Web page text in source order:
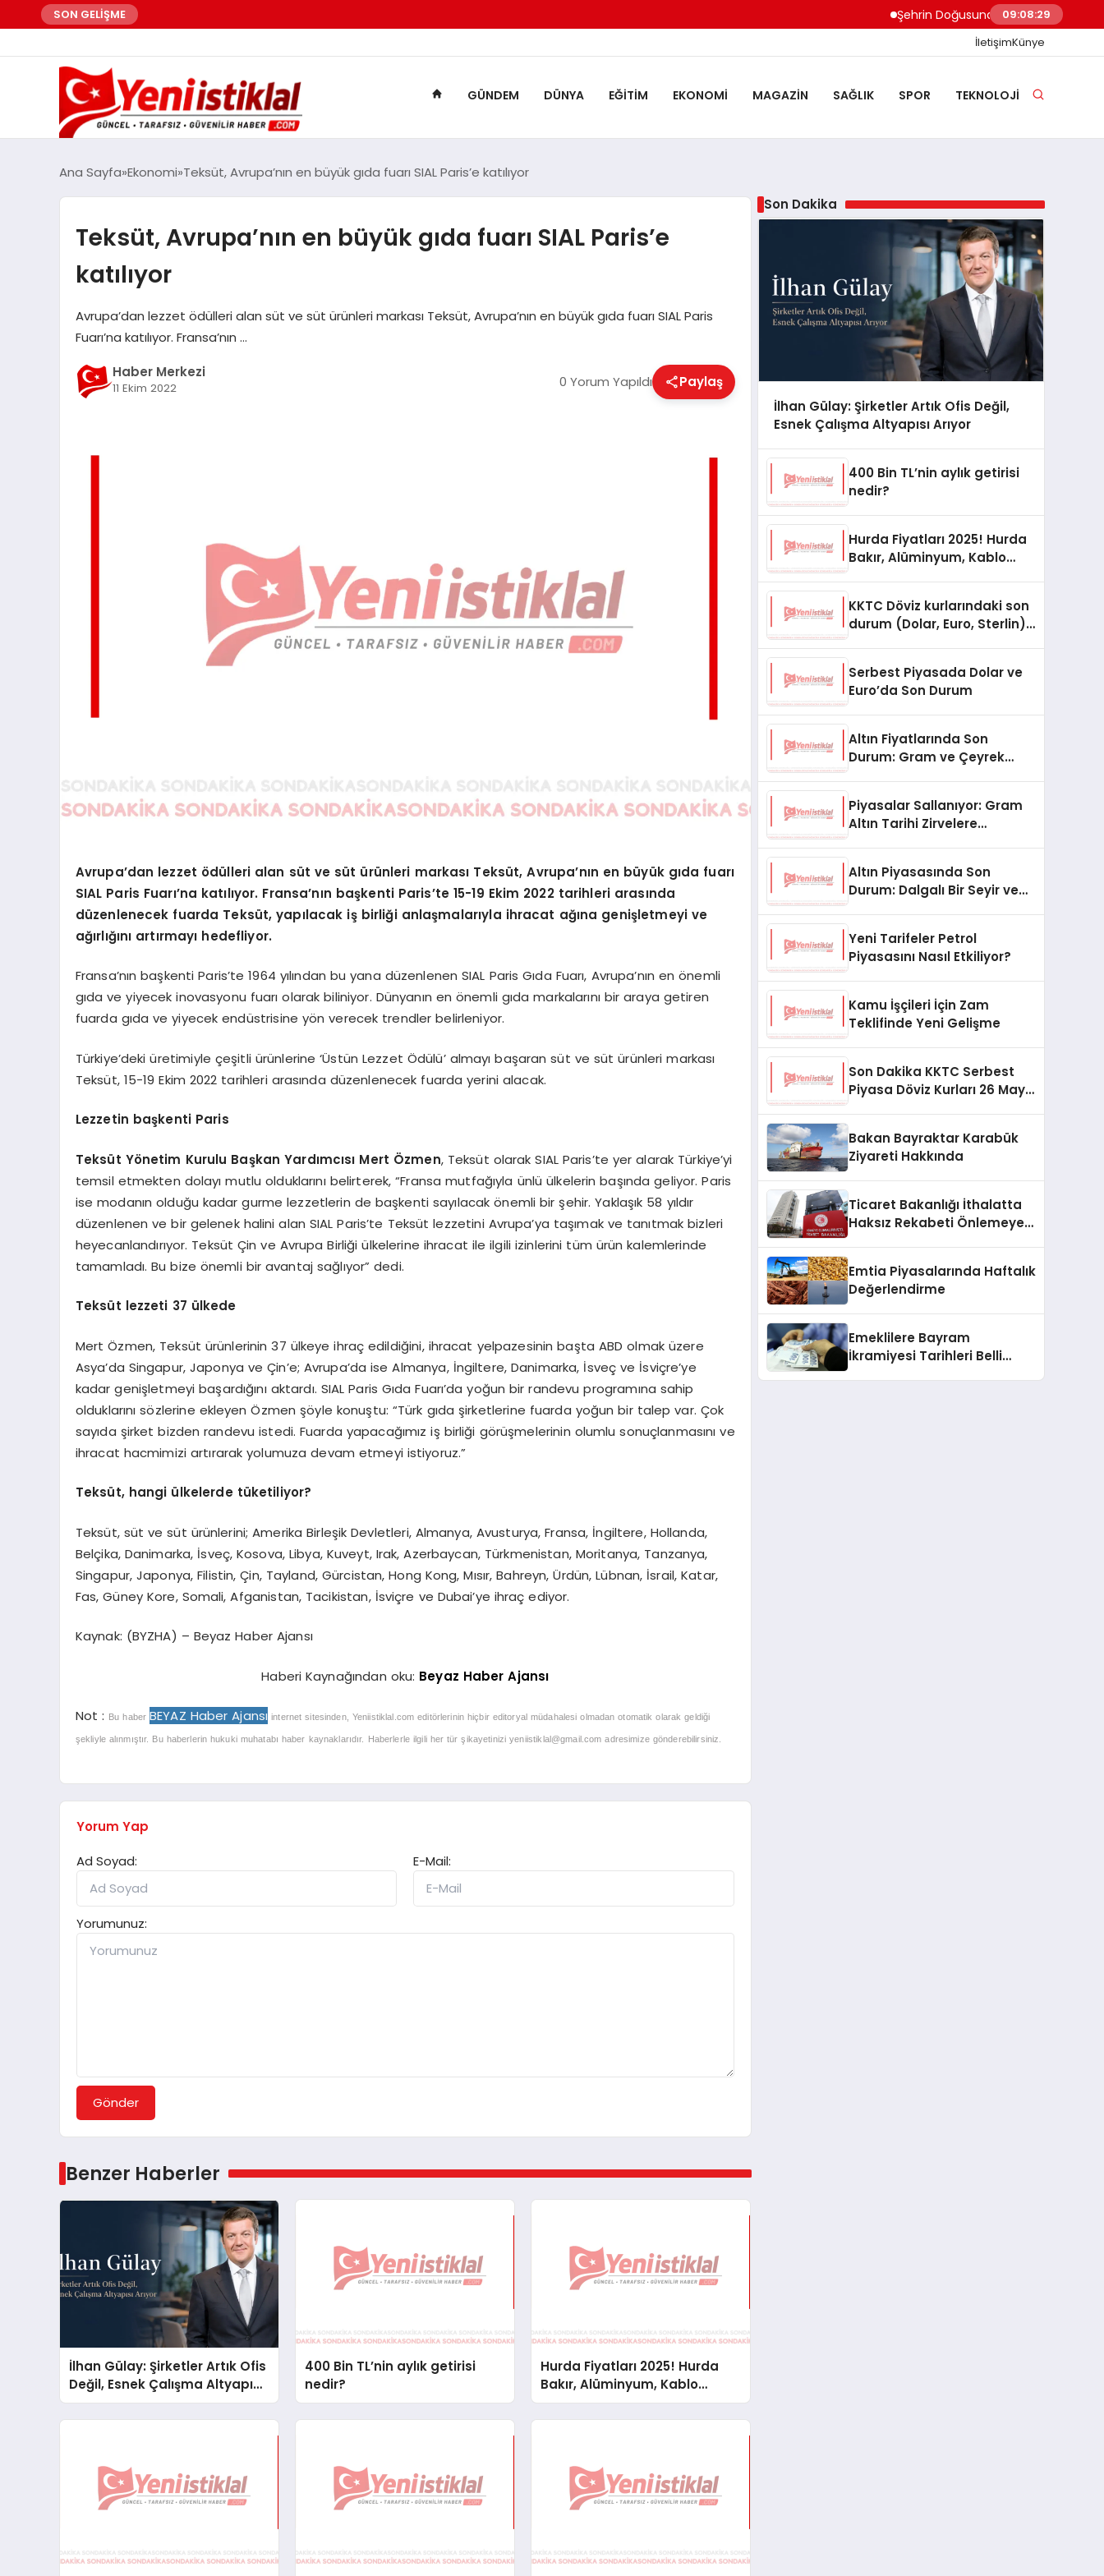
SON GELİŞME Şehrin Doğusundan Boğaz Kıyılarına
09:08:30
İletişimKünye
GÜNDEM DÜNYA EĞITIM EKONOMI MAGAZIN SAĞLIK SPOR TEKNOLOJI
Ana Sayfa Ekonomi Teksüt, Avrupa’nın en büyük gıda fuarı SIAL Paris’e katılıyor
Teksüt, Avrupa’nın en büyük gıda fuarı SIAL Paris’e
katılıyor
Avrupa’dan lezzet ödülleri alan süt ve süt ürünleri markası Teksüt, Avrupa’nın en büyük gıda fuarı SIAL Paris
Fuarı’na katılıyor. Fransa’nın …
Haber Merkezi
11 Ekim 2022 0 Yorum Yapıldı Paylaş
Avrupa’dan lezzet ödülleri alan süt ve süt ürünleri markası Teksüt, Avrupa’nın en büyük gıda fuarı
SIAL Paris Fuarı’na katılıyor. Fransa’nın başkenti Paris’te 15-19 Ekim 2022 tarihleri arasında
düzenlenecek fuarda Teksüt, yapılacak iş birliği anlaşmalarıyla ihracat ağına genişletmeyi ve
ağırlığını artırmayı hedefliyor.
Fransa’nın başkenti Paris’te 1964 yılından bu yana düzenlenen SIAL Paris Gıda Fuarı, Avrupa’nın en önemli
gıda ve yiyecek inovasyonu fuarı olarak biliniyor. Dünyanın en önemli gıda markalarını bir araya getiren
fuarda gıda ve yiyecek endüstrisine yön verecek trendler belirleniyor.
Türkiye’deki üretimiyle çeşitli ürünlerine ‘Üstün Lezzet Ödülü’ almayı başaran süt ve süt ürünleri markası
Teksüt, 15-19 Ekim 2022 tarihleri arasında düzenlenecek fuarda yerini alacak.
Lezzetin başkenti Paris
Teksüt Yönetim Kurulu Başkan Yardımcısı Mert Özmen, Teksüt olarak SIAL Paris’te yer alarak Türkiye’yi
temsil etmekten dolayı mutlu olduklarını belirterek, “Fransa mutfağıyla ünlü ülkelerin başında geliyor. Paris
ise modanın olduğu kadar gurme lezzetlerin de başkenti sayılacak önemli bir şehir. Yaklaşık 58 yıldır
düzenlenen ve bir gelenek halini alan SIAL Paris’te Teksüt lezzetini Avrupa’ya taşımak ve tanıtmak bizleri
heyecanlandırıyor. Teksüt Çin ve Avrupa Birliği ülkelerine ihracat ile ilgili izinlerini tüm ürün kalemlerinde
tamamladı. Bu bize önemli bir avantaj sağlıyor” dedi.
Teksüt lezzeti 37 ülkede
Mert Özmen, Teksüt ürünlerinin 37 ülkeye ihraç edildiğini, ihracat yelpazesinin başta ABD olmak üzere
Asya’da Singapur, Japonya ve Çin’e; Avrupa’da ise Almanya, İngiltere, Danimarka, İsveç ve İsviçre’ye
kadar genişletmeyi başardığını aktardı. SIAL Paris Gıda Fuarı’da yoğun bir randevu programına sahip
olduklarını sözlerine ekleyen Özmen şöyle konuştu: “Türk gıda şirketlerine fuarda yoğun bir talep var. Çok
sayıda şirket bizden randevu istedi. Fuarda yapacağımız iş birliği görüşmelerinin olumlu sonuçlanmasını ve
ihracat hacmimizi artırarak yolumuza devam etmeyi istiyoruz.”
Teksüt, hangi ülkelerde tüketiliyor?
Teksüt, süt ve süt ürünlerini; Amerika Birleşik Devletleri, Almanya, Avusturya, Fransa, İngiltere, Hollanda,
Belçika, Danimarka, İsveç, Kosova, Libya, Kuveyt, Irak, Azerbaycan, Türkmenistan, Moritanya, Tanzanya,
Singapur, Japonya, Filistin, Çin, Tayland, Gürcistan, Hong Kong, Mısır, Bahreyn, Ürdün, Lübnan, İsrail, Katar,
Fas, Güney Kore, Somali, Afganistan, Tacikistan, İsviçre ve Dubai’ye ihraç ediyor.
Kaynak: (BYZHA) – Beyaz Haber Ajansı
Haberi Kaynağından oku: Beyaz Haber Ajansı
Not : Bu haber BEYAZ Haber Ajansı internet sitesinden, Yeniistiklal.com editörlerinin hiçbir editoryal müdahalesi olmadan otomatik olarak geldiği
şekliyle alınmıştır. Bu haberlerin hukuki muhatabı haber kaynaklarıdır. Haberlerle ilgili her tür şikayetiniziyeniistiklal@gmail.com adresimize gönderebilirsiniz.
Yorum Yap
Ad Soyad:
E-Mail:
Yorumunuz:
Gönder
Benzer Haberler
İlhan Gülay: Şirketler Artık Ofis
Değil, Esnek Çalışma Altyapısı
Arıyor
400 Bin TL’nin aylık getirisi
nedir?
Hurda Fiyatları 2025! Hurda
Bakır, Alüminyum, Kablo
Fiyatları
Son Dakika
İlhan Gülay: Şirketler Artık Ofis Değil,
Esnek Çalışma Altyapısı Arıyor
400 Bin TL’nin aylık getirisi
nedir?
Hurda Fiyatları 2025! Hurda
Bakır, Alüminyum, Kablo
KKTC Döviz kurlarındaki son
durum (Dolar, Euro, Sterlin)
Serbest Piyasada Dolar ve
Euro’da Son Durum
Altın Fiyatlarında Son
Durum: Gram ve Çeyrek
Piyasalar Sallanıyor: Gram
Altın Tarihi Zirvelere
Altın Piyasasında Son
Durum: Dalgalı Bir Seyir ve
Yeni Tarifeler Petrol
Piyasasını Nasıl Etkiliyor?
Kamu İşçileri İçin Zam
Teklifinde Yeni Gelişme
Son Dakika KKTC Serbest
Piyasa Döviz Kurları 26 Mayıs
Bakan Bayraktar Karabük
Ziyareti Hakkında
Ticaret Bakanlığı İthalatta
Haksız Rekabeti Önlemeye
Emtia Piyasalarında Haftalık
Değerlendirme
Emeklilere Bayram
İkramiyesi Tarihleri Belli